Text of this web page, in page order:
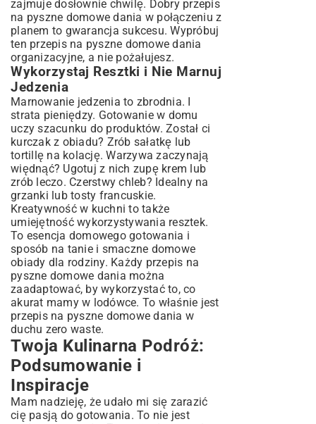
zajmuje dosłownie chwilę. Dobry przepis
na pyszne domowe dania w połączeniu z
planem to gwarancja sukcesu. Wypróbuj
ten przepis na pyszne domowe dania
organizacyjne, a nie pożałujesz.
Wykorzystaj Resztki i Nie Marnuj
Jedzenia
Marnowanie jedzenia to zbrodnia. I
strata pieniędzy. Gotowanie w domu
uczy szacunku do produktów. Został ci
kurczak z obiadu? Zrób sałatkę lub
tortillę na kolację. Warzywa zaczynają
więdnąć? Ugotuj z nich zupę krem lub
zrób leczo. Czerstwy chleb? Idealny na
grzanki lub tosty francuskie.
Kreatywność w kuchni to także
umiejętność wykorzystywania resztek.
To esencja domowego gotowania i
sposób na tanie i smaczne domowe
obiady dla rodziny. Każdy przepis na
pyszne domowe dania można
zaadaptować, by wykorzystać to, co
akurat mamy w lodówce. To właśnie jest
przepis na pyszne domowe dania w
duchu zero waste.
Twoja Kulinarna Podróż:
Podsumowanie i
Inspiracje
Mam nadzieję, że udało mi się zarazić
cię pasją do gotowania. To nie jest